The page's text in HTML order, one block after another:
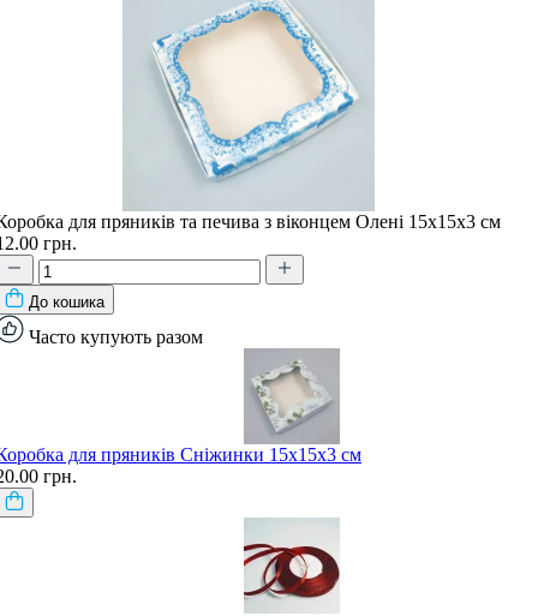
для пряників та печива з віконцем Олені 15х15х3 см
грн.
До кошика
Часто купують разом
для пряників Сніжинки 15х15х3 см
грн.